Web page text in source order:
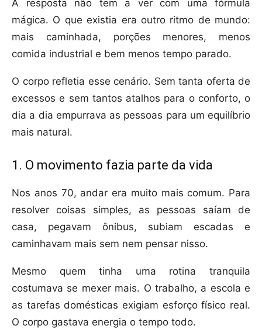
A resposta não tem a ver com uma fórmula
mágica. O que existia era outro ritmo de mundo:
mais caminhada, porções menores, menos
comida industrial e bem menos tempo parado.
O corpo refletia esse cenário. Sem tanta oferta de
excessos e sem tantos atalhos para o conforto, o
dia a dia empurrava as pessoas para um equilíbrio
mais natural.
1. O movimento fazia parte da vida
Nos anos 70, andar era muito mais comum. Para
resolver coisas simples, as pessoas saíam de
casa, pegavam ônibus, subiam escadas e
caminhavam mais sem nem pensar nisso.
Mesmo quem tinha uma rotina tranquila
costumava se mexer mais. O trabalho, a escola e
as tarefas domésticas exigiam esforço físico real.
O corpo gastava energia o tempo todo.